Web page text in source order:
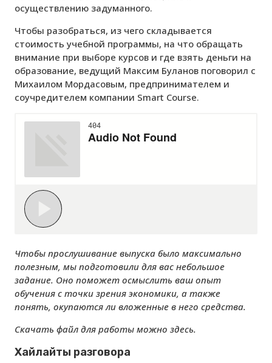
осуществлению задуманного.
Чтобы разобраться, из чего складывается
стоимость учебной программы, на что обращать
внимание при выборе курсов и где взять деньги на
образование, ведущий Максим Буланов поговорил с
Михаилом Мордасовым, предпринимателем и
соучредителем компании Smart Course.
Чтобы прослушивание выпуска было максимально
полезным, мы подготовили для вас небольшое
задание. Оно поможет осмыслить ваш опыт
обучения с точки зрения экономики, а также
понять, окупаются ли вложенные в него средства.
Скачать файл для работы можно здесь.
Хайлайты разговора